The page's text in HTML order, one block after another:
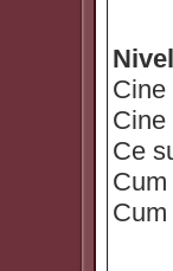
Cine
Cine
Ce